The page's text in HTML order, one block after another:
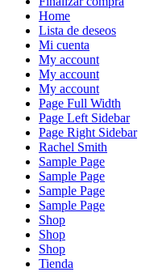
Home
Lista de deseos
Mi cuenta
My account
My account
My account
Page Full Width
Page Left Sidebar
Page Right Sidebar
Rachel Smith
Sample Page
Sample Page
Sample Page
Sample Page
Shop
Shop
Shop
Tienda